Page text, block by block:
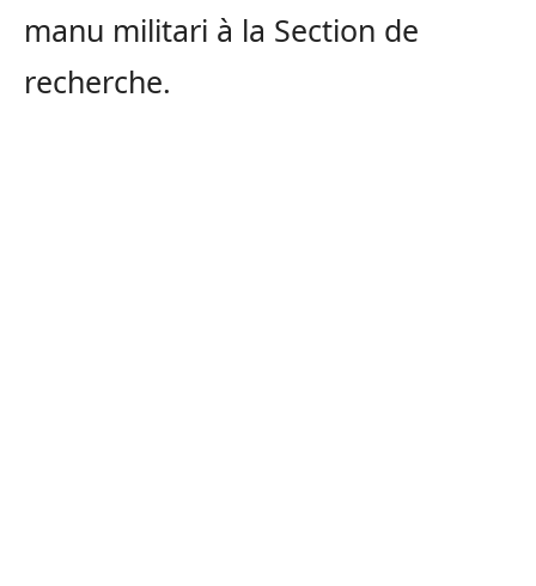
manu militari à la Section de
recherche.